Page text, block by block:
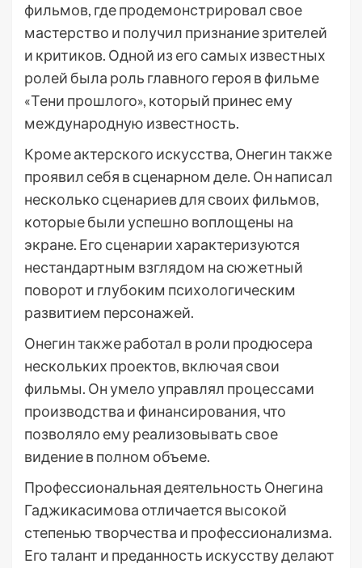
фильмов, где продемонстрировал свое
мастерство и получил признание зрителей
и критиков. Одной из его самых известных
ролей была роль главного героя в фильме
«Тени прошлого», который принес ему
международную известность.
Кроме актерского искусства, Онегин также
проявил себя в сценарном деле. Он написал
несколько сценариев для своих фильмов,
которые были успешно воплощены на
экране. Его сценарии характеризуются
нестандартным взглядом на сюжетный
поворот и глубоким психологическим
развитием персонажей.
Онегин также работал в роли продюсера
нескольких проектов, включая свои
фильмы. Он умело управлял процессами
производства и финансирования, что
позволяло ему реализовывать свое
видение в полном объеме.
Профессиональная деятельность Онегина
Гаджикасимова отличается высокой
степенью творчества и профессионализма.
Его талант и преданность искусству делают